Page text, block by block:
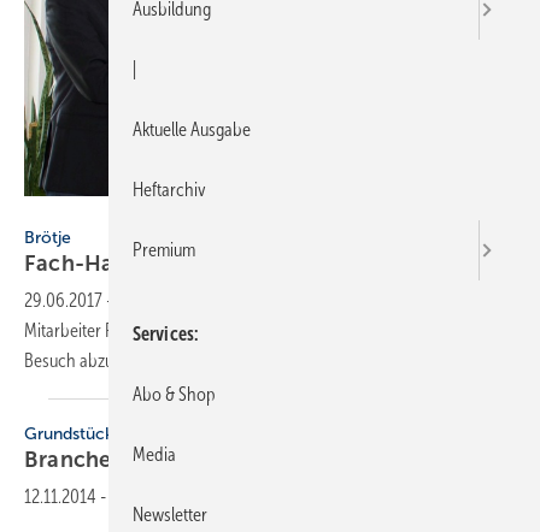
Brötje
Fach-Handwerker aus Fulda gewinnt
29.06.2017 -
Mitarbeiter Philipp Gerhardt nutzte die ISH 2017, um Brötje einen
Besuch abzustatten - und nahm erfolgreich am Gewinnspiel
Grundstücksentwässerung
Branche inFulda
12.11.2014 -
Ausbildung
Aktuelle Ausgabe
Heftarchiv
Premium
Services
Abo & Shop
Media
Newsletter